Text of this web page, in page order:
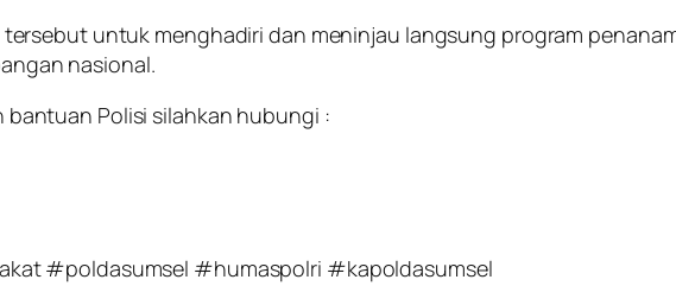
tersebut untuk menghadiri dan meninjau langsung program
nasional.
Polisi silahkan hubungi :
#poldasumsel #humaspolri #kapoldasumsel